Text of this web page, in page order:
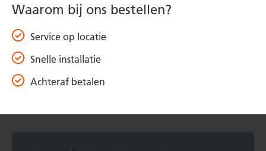
Waarom bij ons bestellen?
Service op locatie
Snelle installatie
Achteraf betalen